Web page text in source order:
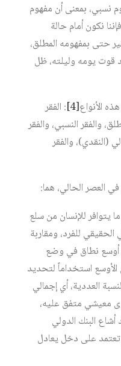
نسبي، بمعنى أن مفهوم
نكون أمام حالة
حتى بمفهومه المطلق،
قوت يومه وليلته، ظل
الأنواع[4]
: الفقر
والفقر النسبي، والفقر
(النقدي)، والفقر
العصر الحالي، هما:
يتوافر للإنسان من سلع
الحقيقي للفرد، ومقاربة
أوسع نطاق في وضع
استخداماً لتحديد
العددية، أي إجمالي
معيشي متفق عليه،
البنك الدولي
تعتمد على دخل يعادل